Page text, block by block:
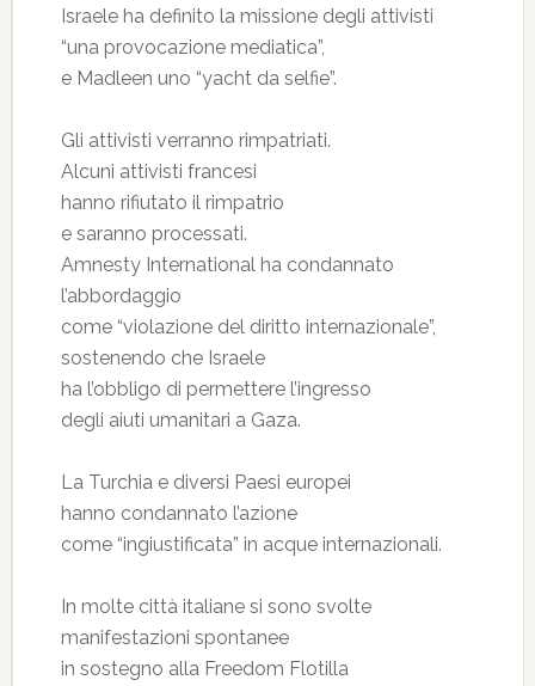
Israele ha definito la missione degli attivisti
“una provocazione mediatica”,
e Madleen uno “yacht da selfie”.
Gli attivisti verranno rimpatriati.
Alcuni attivisti francesi
hanno rifiutato il rimpatrio
e saranno processati.
Amnesty International ha condannato
l’abbordaggio
come “violazione del diritto internazionale”,
sostenendo che Israele
ha l’obbligo di permettere l’ingresso
degli aiuti umanitari a Gaza.
La Turchia e diversi Paesi europei
hanno condannato l’azione
come “ingiustificata” in acque internazionali.
In molte città italiane si sono svolte
manifestazioni spontanee
in sostegno alla Freedom Flotilla